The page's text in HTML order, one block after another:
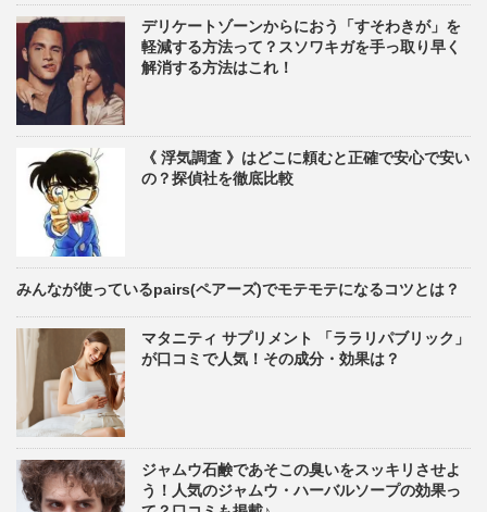
デリケートゾーンからにおう「すそわきが」を
軽減する方法って？スソワキガを手っ取り早く
解消する方法はこれ！
《 浮気調査 》はどこに頼むと正確で安心で安い
の？探偵社を徹底比較
みんなが使っているpairs(ペアーズ)でモテモテになるコツとは？
マタニティ サプリメント 「ララリパブリック」
が口コミで人気！その成分・効果は？
ジャムウ石鹸であそこの臭いをスッキリさせよ
う！人気のジャムウ・ハーバルソープの効果っ